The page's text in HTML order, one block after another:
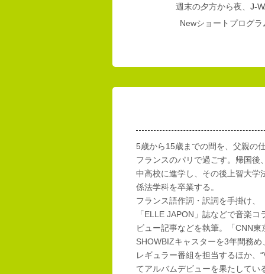
週末の夕方から夜、 J-
Newショートプログ
5歳から15歳までの間を、父親の
フランスのパリで過ごす。帰国後
中高校に進学し、その後上智大学
係法学科を卒業する。
フランス語作詞・訳詞を手掛け、
「ELLE JAPON」誌などで音楽コ
ビュー記事などを執筆。「CNN東
SHOWBIZキャスターを3年間務め
レギュラー番組を担当するほか、
てアルバムデビューを果たしてい